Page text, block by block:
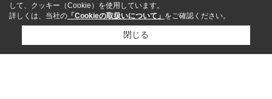
して、クッキー（Cookie）を使用しています。
詳しくは、当社の 「Cookieの取扱いについて」 をご確認ください。
閉じる